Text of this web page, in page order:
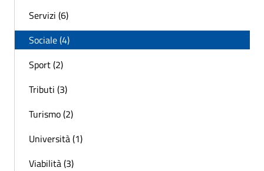
Servizi (6)
Sociale (4)
Sport (2)
Tributi (3)
Turismo (2)
Università (1)
Viabilità (3)